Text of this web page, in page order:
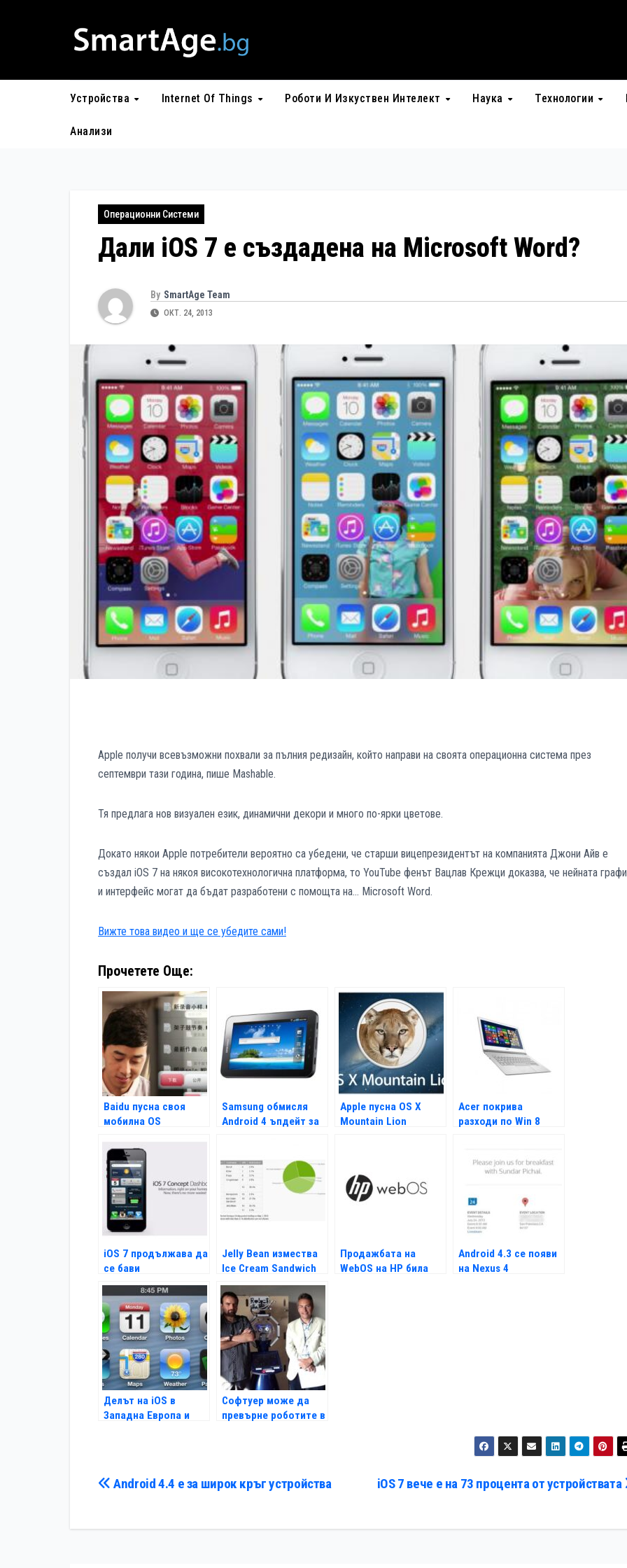
Устройства Internet Of Things Роботи И Изкуствен Интелект Наука Технологии
Анализи
Операционни Системи
Дали iOS 7 е създадена на Microsoft Word?
By SmartAge Team
ОКТ. 24, 2013
Apple получи всевъзможни похвали за пълния редизайн, който направи на своята операционна система през
септември тази година, пише Mashable.
Тя предлага нов визуален език, динамични декори и много по-ярки цветове.
Докато някои Apple потребители вероятно са убедени, че старши вицепрезидентът на компанията Джони Айв е
създал iOS 7 на някоя високотехнологична платформа, то YouTube фенът Вацлав Крежци доказва, че нейната
и интерфейс могат да бъдат разработени с помощта на… Microsoft Word.
Вижте това видео и ще се убедите сами!
Прочетете Още:
Baidu пусна своя
мобилна OS
Samsung обмисля
Android 4 ъпдейт за
Apple пусна OS X
Mountain Lion
Acer покрива
разходи по Win 8
iOS 7 продължава да
се бави
Jelly Bean измества
Ice Cream Sandwich
Продажбата на
WebOS на HP била
Android 4.3 се появи
на Nexus 4
Делът на iOS в
Западна Европа и
Софтуер може да
превърне роботите в
Навигация iOS 7 вече е на 73 процента от устройствата
Android 4.4 е за широк кръг устройства